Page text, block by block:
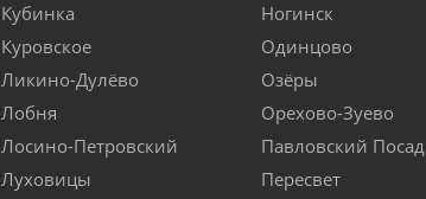
Кубинка
Куровское
Ликино-Дулёво
Лобня
Лосино-Петровский
Луховицы
Ногинск
Одинцово
Озёры
Орехово-Зуево
Павловский Посад
Пересвет